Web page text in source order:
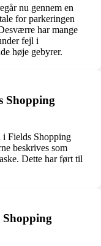
nu gennem en
for parkeringen
har mange
fejl i
høje gebyrer.
Shopping
i Fields Shopping
beskrives som
Dette har ført til